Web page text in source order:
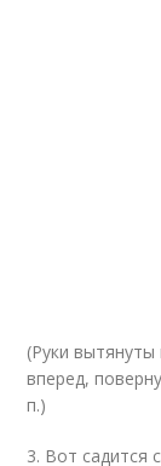
(Руки
вперед,
п.)
3. Вот садится